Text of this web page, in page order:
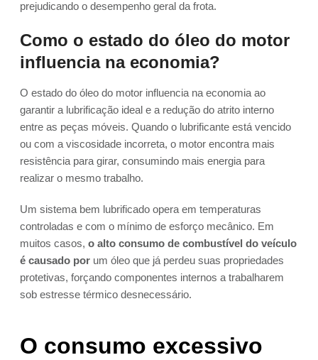
prejudicando o desempenho geral da frota.
Como o estado do óleo do motor
influencia na economia?
O estado do óleo do motor influencia na economia ao
garantir a lubrificação ideal e a redução do atrito interno
entre as peças móveis. Quando o lubrificante está vencido
ou com a viscosidade incorreta, o motor encontra mais
resistência para girar, consumindo mais energia para
realizar o mesmo trabalho.
Um sistema bem lubrificado opera em temperaturas
controladas e com o mínimo de esforço mecânico. Em
muitos casos, o alto consumo de combustível do veículo
é causado por um óleo que já perdeu suas propriedades
protetivas, forçando componentes internos a trabalharem
sob estresse térmico desnecessário.
O consumo excessivo